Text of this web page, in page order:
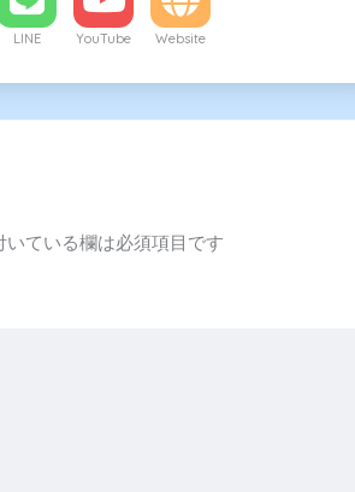
LINE YouTube Website
いている欄は必須項目です